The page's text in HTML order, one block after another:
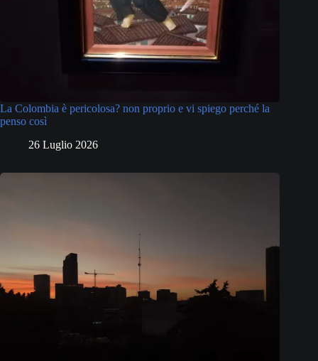
La Colombia è pericolosa? non proprio e vi spiego perché la
penso così
26 Luglio 2026